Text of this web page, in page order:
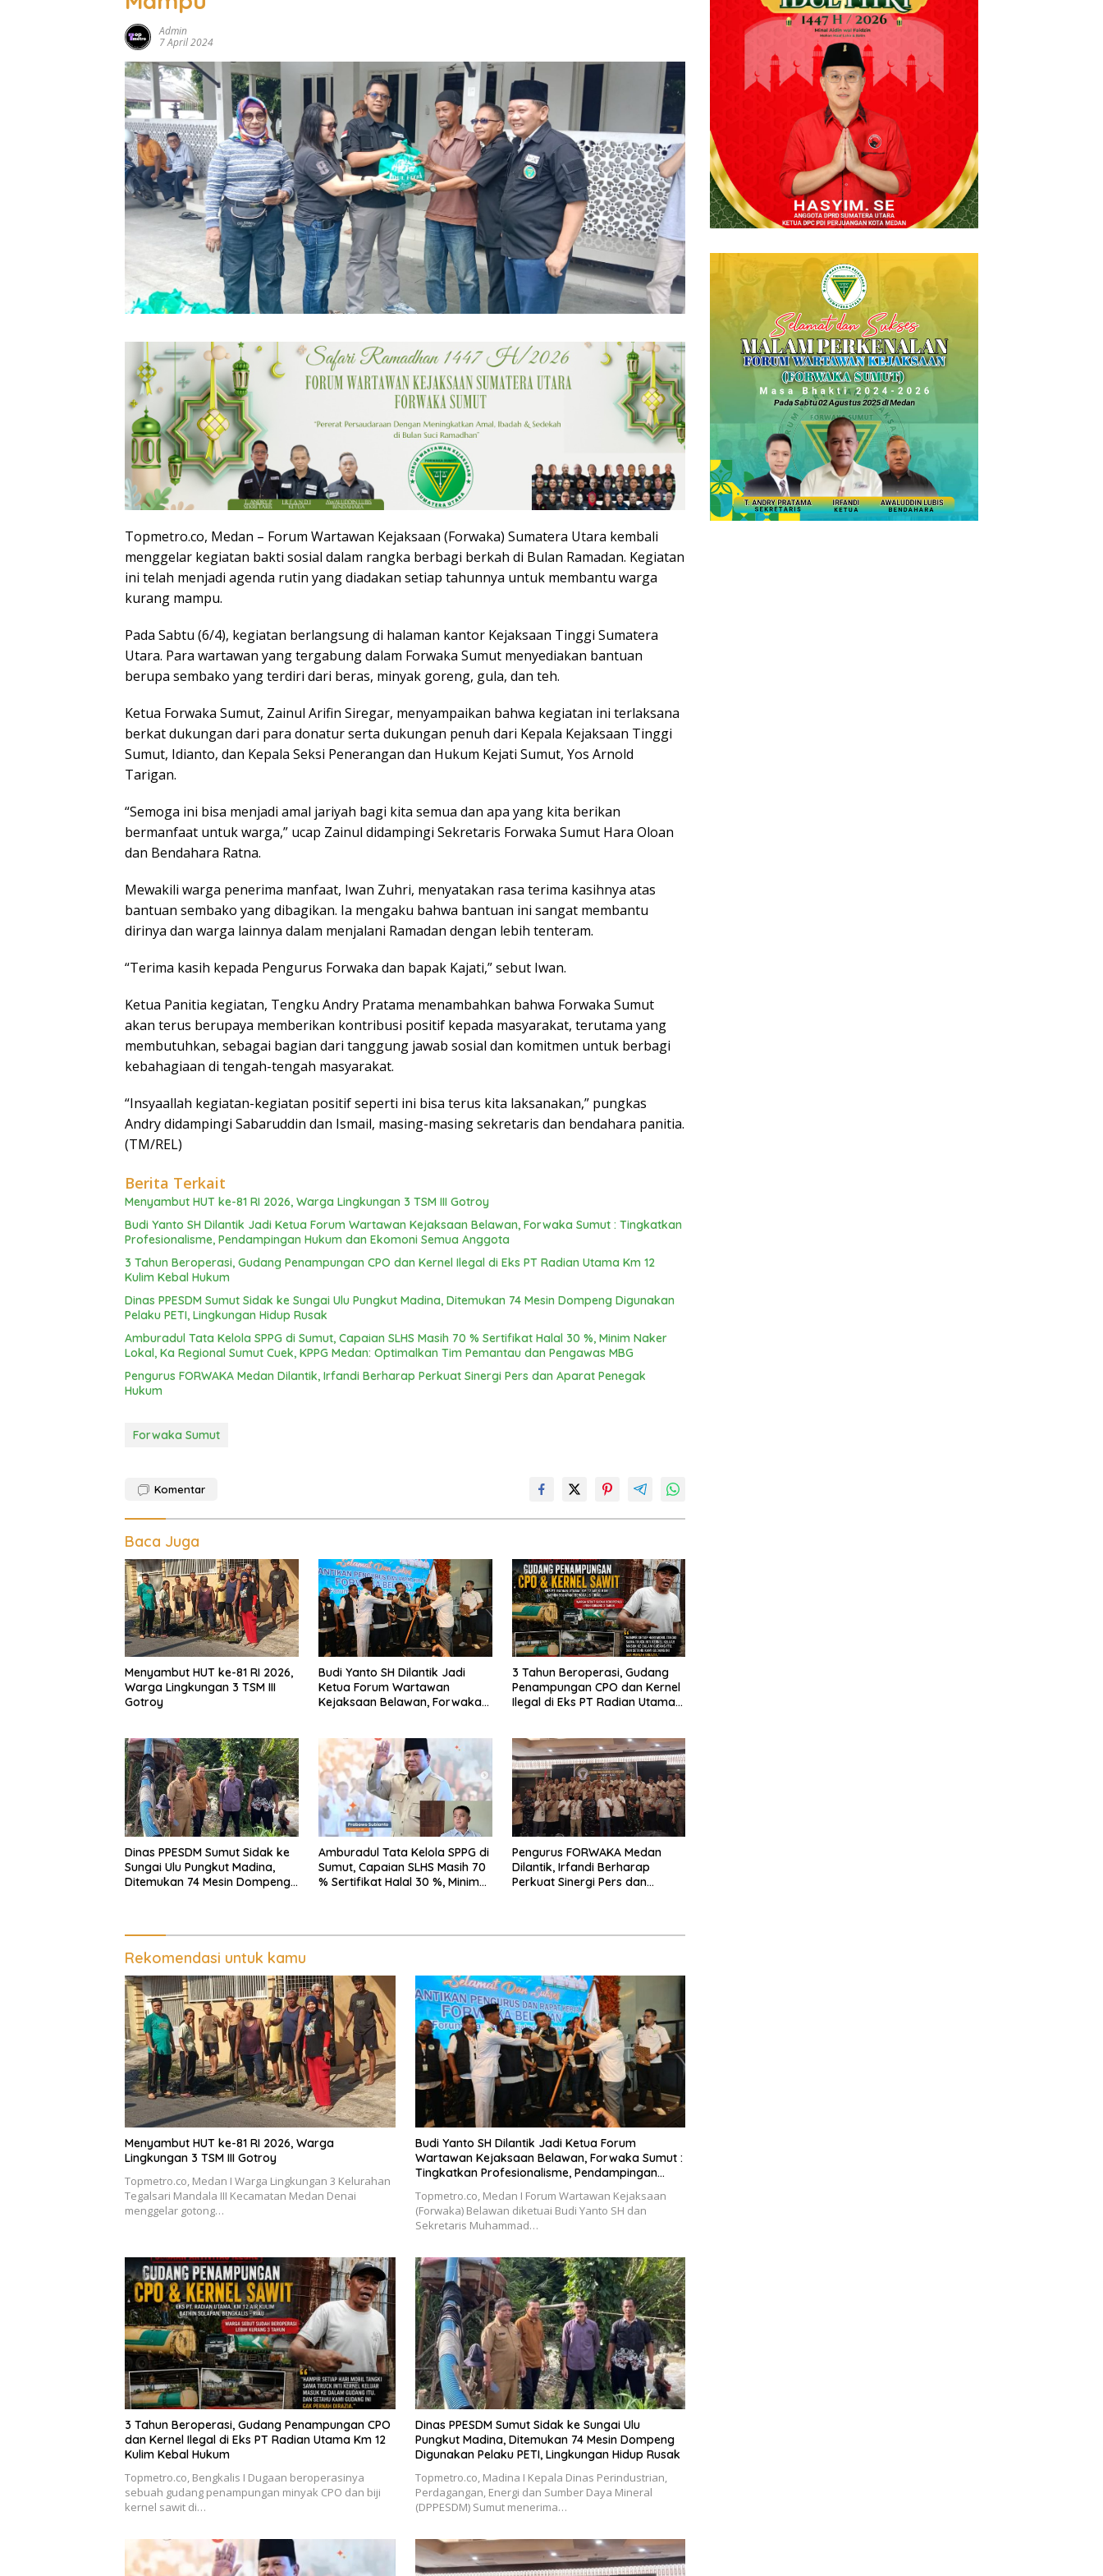
Admin
7 April 2024
Topmetro.co, Medan – Forum Wartawan Kejaksaan (Forwaka) Sumatera Utara kembali
menggelar kegiatan bakti sosial dalam rangka berbagi berkah di Bulan Ramadan. Kegiatan
ini telah menjadi agenda rutin yang diadakan setiap tahunnya untuk membantu warga
kurang mampu.
Pada Sabtu (6/4), kegiatan berlangsung di halaman kantor Kejaksaan Tinggi Sumatera
Utara. Para wartawan yang tergabung dalam Forwaka Sumut menyediakan bantuan
berupa sembako yang terdiri dari beras, minyak goreng, gula, dan teh.
Ketua Forwaka Sumut, Zainul Arifin Siregar, menyampaikan bahwa kegiatan ini terlaksana
berkat dukungan dari para donatur serta dukungan penuh dari Kepala Kejaksaan Tinggi
Sumut, Idianto, dan Kepala Seksi Penerangan dan Hukum Kejati Sumut, Yos Arnold
Tarigan.
“Semoga ini bisa menjadi amal jariyah bagi kita semua dan apa yang kita berikan
bermanfaat untuk warga,” ucap Zainul didampingi Sekretaris Forwaka Sumut Hara Oloan
dan Bendahara Ratna.
Mewakili warga penerima manfaat, Iwan Zuhri, menyatakan rasa terima kasihnya atas
bantuan sembako yang dibagikan. Ia mengaku bahwa bantuan ini sangat membantu
dirinya dan warga lainnya dalam menjalani Ramadan dengan lebih tenteram.
“Terima kasih kepada Pengurus Forwaka dan bapak Kajati,” sebut Iwan.
Ketua Panitia kegiatan, Tengku Andry Pratama menambahkan bahwa Forwaka Sumut
akan terus berupaya memberikan kontribusi positif kepada masyarakat, terutama yang
membutuhkan, sebagai bagian dari tanggung jawab sosial dan komitmen untuk berbagi
kebahagiaan di tengah-tengah masyarakat.
“Insyaallah kegiatan-kegiatan positif seperti ini bisa terus kita laksanakan,” pungkas
Andry didampingi Sabaruddin dan Ismail, masing-masing sekretaris dan bendahara panitia.
(TM/REL)
Berita Terkait
Menyambut HUT ke-81 RI 2026, Warga Lingkungan 3 TSM III Gotroy
Budi Yanto SH Dilantik Jadi Ketua Forum Wartawan Kejaksaan Belawan, Forwaka Sumut : Tingkatkan
Profesionalisme, Pendampingan Hukum dan Ekomoni Semua Anggota
3 Tahun Beroperasi, Gudang Penampungan CPO dan Kernel Ilegal di Eks PT Radian Utama Km 12
Kulim Kebal Hukum
Dinas PPESDM Sumut Sidak ke Sungai Ulu Pungkut Madina, Ditemukan 74 Mesin Dompeng Digunakan
Pelaku PETI, Lingkungan Hidup Rusak
Amburadul Tata Kelola SPPG di Sumut, Capaian SLHS Masih 70 % Sertifikat Halal 30 %, Minim Naker
Lokal, Ka Regional Sumut Cuek, KPPG Medan: Optimalkan Tim Pemantau dan Pengawas MBG
Pengurus FORWAKA Medan Dilantik, Irfandi Berharap Perkuat Sinergi Pers dan Aparat Penegak
Hukum
Forwaka Sumut
Komentar
Baca Juga
Menyambut HUT ke-81 RI 2026,
Warga Lingkungan 3 TSM III
Gotroy
Budi Yanto SH Dilantik Jadi
Ketua Forum Wartawan
Kejaksaan Belawan, Forwaka
Pendampingan Hukum dan
Ekomoni Semua Anggota
3 Tahun Beroperasi, Gudang
Penampungan CPO dan Kernel
Ilegal di Eks PT Radian Utama
Dinas PPESDM Sumut Sidak ke
Sungai Ulu Pungkut Madina,
Ditemukan 74 Mesin Dompeng
Amburadul Tata Kelola SPPG di
Sumut, Capaian SLHS Masih 70
% Sertifikat Halal 30 %, Minim
Pengawas MBG
Pengurus FORWAKA Medan
Dilantik, Irfandi Berharap
Perkuat Sinergi Pers dan
Rekomendasi untuk kamu
Menyambut HUT ke-81 RI 2026, Warga
Lingkungan 3 TSM III Gotroy
Topmetro.co, Medan I Warga Lingkungan 3 Kelurahan
Tegalsari Mandala III Kecamatan Medan Denai
menggelar gotong…
Budi Yanto SH Dilantik Jadi Ketua Forum
Wartawan Kejaksaan Belawan, Forwaka Sumut :
Tingkatkan Profesionalisme, Pendampingan
Topmetro.co, Medan I Forum Wartawan Kejaksaan
(Forwaka) Belawan diketuai Budi Yanto SH dan
Sekretaris Muhammad…
3 Tahun Beroperasi, Gudang Penampungan CPO
dan Kernel Ilegal di Eks PT Radian Utama Km 12
Kulim Kebal Hukum
Topmetro.co, Bengkalis I Dugaan beroperasinya
sebuah gudang penampungan minyak CPO dan biji
kernel sawit di…
Dinas PPESDM Sumut Sidak ke Sungai Ulu
Pungkut Madina, Ditemukan 74 Mesin Dompeng
Digunakan Pelaku PETI, Lingkungan Hidup Rusak
Topmetro.co, Madina I Kepala Dinas Perindustrian,
Perdagangan, Energi dan Sumber Daya Mineral
(DPPESDM) Sumut menerima…